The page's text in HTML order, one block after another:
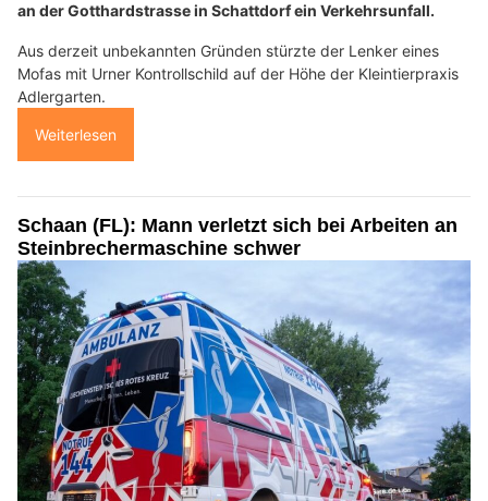
an der Gotthardstrasse in Schattdorf ein Verkehrsunfall.
Aus derzeit unbekannten Gründen stürzte der Lenker eines
Mofas mit Urner Kontrollschild auf der Höhe der Kleintierpraxis
Adlergarten.
Weiterlesen
Schaan (FL): Mann verletzt sich bei Arbeiten an
Steinbrechermaschine schwer